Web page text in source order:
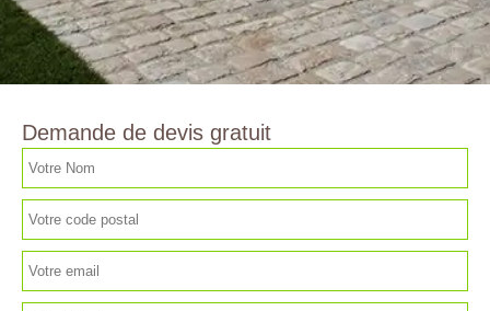
Demande de devis gratuit